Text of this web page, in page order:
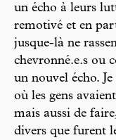
un écho à leurs
remotivé et en
jusque-là ne
chevronné.e.s ou
un nouvel écho.
où les gens
mais aussi de
divers que furent